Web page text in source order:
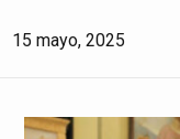
15 mayo, 2025